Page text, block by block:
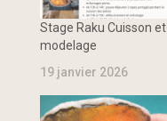
Stage Raku Cuisson et
modelage
19 janvier 2026